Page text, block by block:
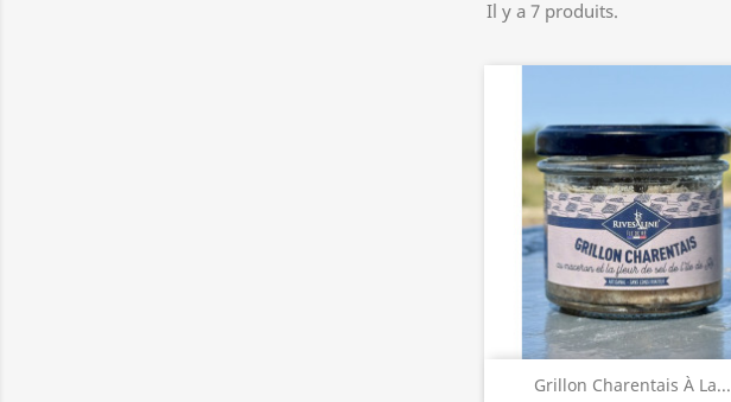
Il y a 7 produits.
Grillon Charentais À La...
Aperçu rapide